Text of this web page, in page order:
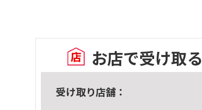
お店で受け取る
受け取り店舗：